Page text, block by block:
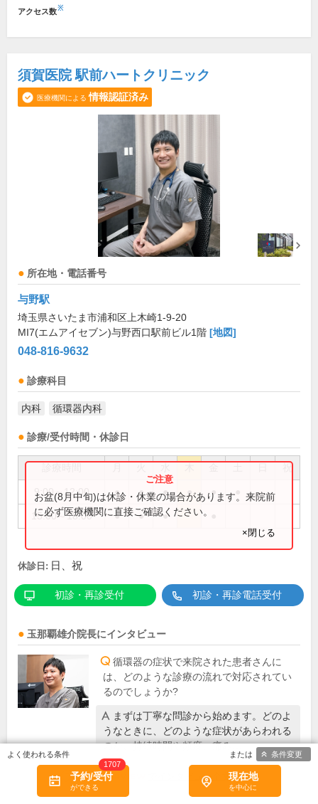
アクセス数※
須賀医院 駅前ハートクリニック
医療機関による 情報認証済み
所在地・電話番号
与野駅
埼玉県さいたま市浦和区上木崎1-9-20
MI7(エムアイセブン)与野西口駅前ビル1階 [地図]
048-816-9632
診療科目
内科 循環器内科
診療/受付時間・休診日
祝
9:00～12:00 ● ● ● ● ●
15:00～18:00 ● ● ●
お盆(8月中旬)は休診・休業の場合があります。来院前
に必ず医療機関に直接ご確認ください。
×閉じる
休診日: 日、祝
初診・再診受付 初診・再診電話受付
玉那覇雄介院長にインタビュー
循環器の症状で来院された患者さんに
は、どのような診療の流れで対応されてい
るのでしょうか?
まずは丁寧な問診から始めます。どのよ
うなときに、どのような症状があらわれる
のか、持続時間や頻度、痛み…
DOCTORVIEW
でインタビュー全文を読む
予約/受付
1707
現在地
条件変更